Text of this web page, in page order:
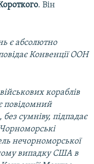
. Він
є абсолютно
Конвенції ООН
кораблів
повідомний
сумніву, підпадає
нечорноморської
випадку США в